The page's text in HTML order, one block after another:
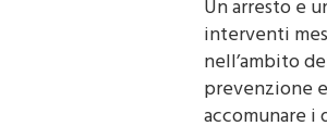
Un arresto e
interventi
nell’ambito
prevenzione